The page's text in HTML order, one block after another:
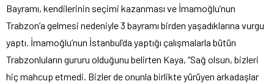
Bayramı, kendilerinin seçimi kazanması ve İmamoğlu’nun
Trabzon’a gelmesi nedeniyle 3 bayramı birden yaşadıklarına vurgu
yaptı. İmamoğlu’nun İstanbul’da yaptığı çalışmalarla bütün
Trabzonluların gururu olduğunu belirten Kaya, “Sağ olsun, bizleri
hiç mahcup etmedi. Bizler de onunla birlikte yürüyen arkadaşlar